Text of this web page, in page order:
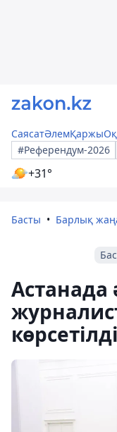
СаясатӘлемҚаржы
#Референдум-2026
+31°
Басты Барлық
Астанада
көрсетілді